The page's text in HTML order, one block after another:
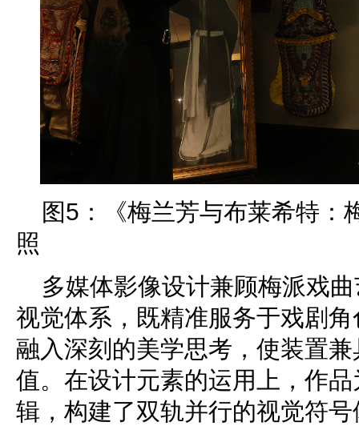
图5：《梅兰芳与布莱希特：
照
多媒体影像设计兼顾梅派戏
视觉体系，既精准服务于戏剧
融入深刻的美学思考，使装置
值。在设计元素的运用上，作
辑，构建了双轨并行的视觉符